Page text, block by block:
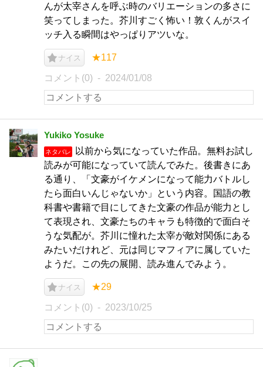
んが太宰さんを呼ぶ時のバリエーションの多さに
笑ってしまった。芥川すごく怖い！敦くんがスイ
ッチ入る瞬間はやっぱりアツいな。
ナイス ★117
コメント(0) 2024/01/08
Yukiko Yosuke
ネタバレ
以前から気になっていた作品。無料お試し
読みが可能になっていて読んでみた。後書きにあ
る通り、「文豪がイケメンになって能力バトルし
たら面白いんじゃないか」という内容。国語の教
科書や書籍で目にしてきた文豪の作品が能力とし
て表現され、文豪たちのキャラも特徴的で面白そ
うな気配が。芥川に憧れた太宰が敵対関係にある
みたいだけれど、元は同じマフィアに属していた
ようだ。この先の展開、読み進んでみよう。
ナイス ★29
コメント(0) 2023/10/25